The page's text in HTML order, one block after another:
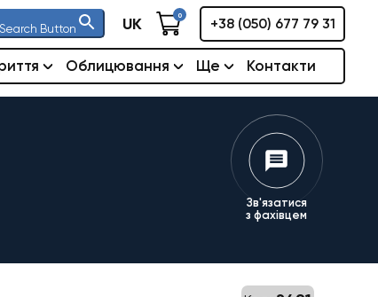
Search Button UK 0
+38 (050) 677 79 31
Облицювання Ще Контакти
Зв'язатися
з фахівцем